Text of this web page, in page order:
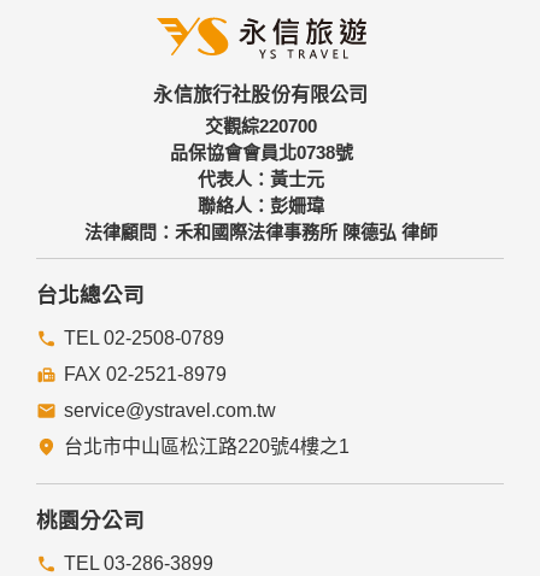
永信旅行社股份有限公司
交觀綜220700
品保協會會員北0738號
代表人：黃士元
聯絡人：彭姍瑋
法律顧問：禾和國際法律事務所 陳德弘 律師
台北總公司
TEL 02-2508-0789
FAX 02-2521-8979
service@ystravel.com.tw
台北市中山區松江路220號4樓之1
桃園分公司
TEL 03-286-3899